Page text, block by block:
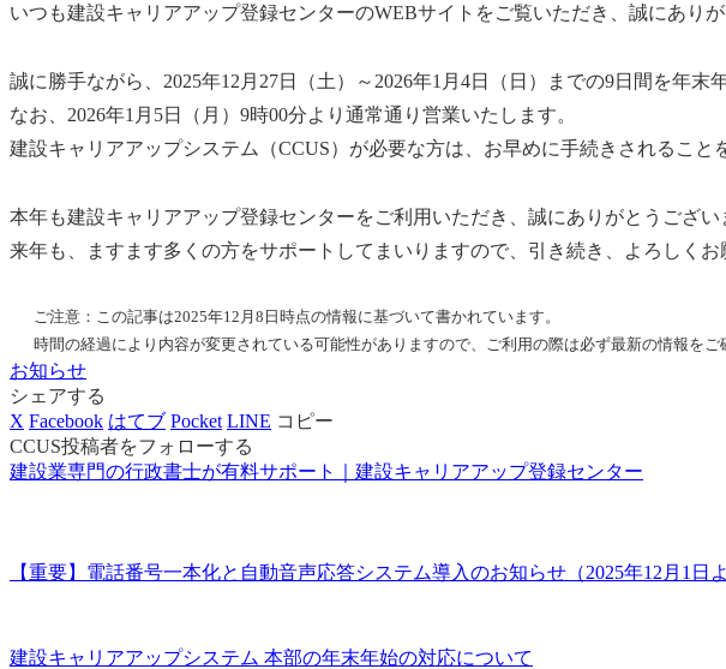
いつも建設キャリアアップ登録センターのWEBサイトをご覧いただき、誠にありが
誠に勝手ながら、2025年12月27日（土）～2026年1月4日（日）までの9日間を年末
なお、2026年1月5日（月）9時00分より通常通り営業いたします。
建設キャリアアップシステム（CCUS）が必要な方は、お早めに手続きされること
本年も建設キャリアアップ登録センターをご利用いただき、誠にありがとうござい
来年も、ますます多くの方をサポートしてまいりますので、引き続き、よろしくお
ご注意：この記事は2025年12月8日時点の情報に基づいて書かれています。
時間の経過により内容が変更されている可能性がありますので、ご利用の際は必ず最新の情報をご
お知らせ
シェアする
X Facebook はてブ Pocket LINE コピー
CCUS投稿者をフォローする
建設業専門の行政書士が有料サポート｜建設キャリアアップ登録センター
【重要】電話番号一本化と自動音声応答システム導入のお知らせ（2025年12月1日よ
建設キャリアアップシステム 本部の年末年始の対応について